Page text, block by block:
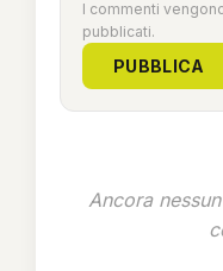
I commenti
pubblicati.
PUBBLICA
Ancora